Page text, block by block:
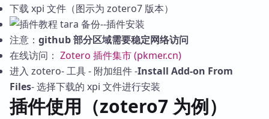
下载 xpi 文件（图示为 zotero7 版本）
注意： github 部分区域需要稳定网络访问
在线访问： Zotero 插件集市 (pkmer.cn)
进入 zotero- 工具 - 附加组件 -Install Add-on From
Files- 选择下载的 xpi 文件进行安装
插件使用（zotero7 为例）